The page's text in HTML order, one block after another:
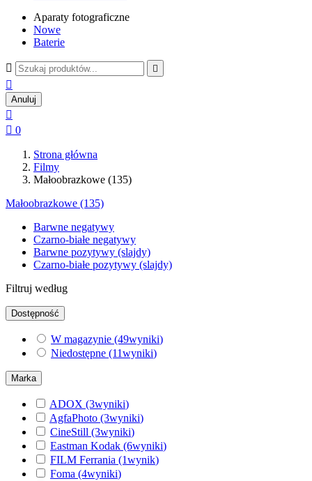
Aparaty fotograficzne
Nowe
Baterie
 

Anuluj

 0
Strona główna
Filmy
Małoobrazkowe (135)
Małoobrazkowe (135)
Barwne negatywy
Czarno-białe negatywy
Barwne pozytywy (slajdy)
Czarno-białe pozytywy (slajdy)
Filtruj według
Dostępność
W magazynie (49wyniki)
Niedostępne (11wyniki)
Marka
ADOX (3wyniki)
AgfaPhoto (3wyniki)
CineStill (3wyniki)
Eastman Kodak (6wyniki)
FILM Ferrania (1wynik)
Foma (4wyniki)